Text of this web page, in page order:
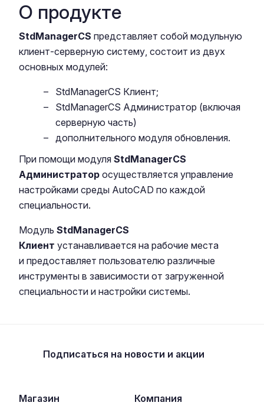
О продукте
StdManagerCS представляет собой модульную
клиент-серверную систему, состоит из двух
основных модулей:
StdManagerCS Клиент;
StdManagerCS Администратор (включая
серверную часть)
дополнительного модуля обновления.
При помощи модуля StdManagerCS
Администратор осуществляется управление
настройками среды AutoCAD по каждой
специальности.
Модуль StdManagerCS
Клиент устанавливается на рабочие места
и предоставляет пользователю различные
инструменты в зависимости от загруженной
специальности и настройки системы.
Подписаться на новости и акции
Магазин Компания